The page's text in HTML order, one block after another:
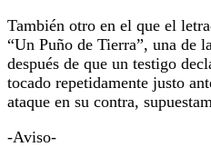
También otro en el que el
“Un Puño de Tierra”, una de
después de que un testigo
tocado repetidamente justo
ataque en su contra,
-Aviso-